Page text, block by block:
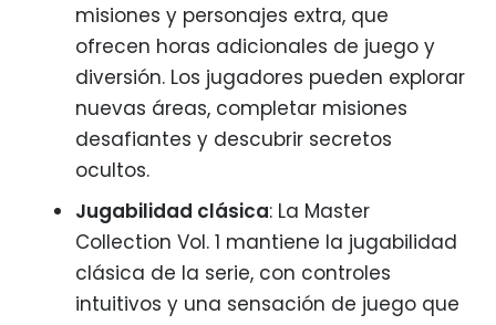
misiones y personajes extra, que
ofrecen horas adicionales de juego y
diversión. Los jugadores pueden explorar
nuevas áreas, completar misiones
desafiantes y descubrir secretos
ocultos.
Jugabilidad clásica: La Master
Collection Vol. 1 mantiene la jugabilidad
clásica de la serie, con controles
intuitivos y una sensación de juego que